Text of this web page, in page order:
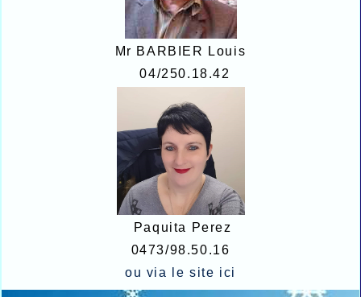
Mr BARBIER Louis
04/250.18.42
Paquita Perez
0473/98.50.16
ou via le site ici